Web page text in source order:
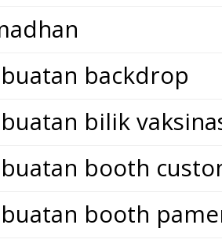
backdrop
bilik
booth
booth